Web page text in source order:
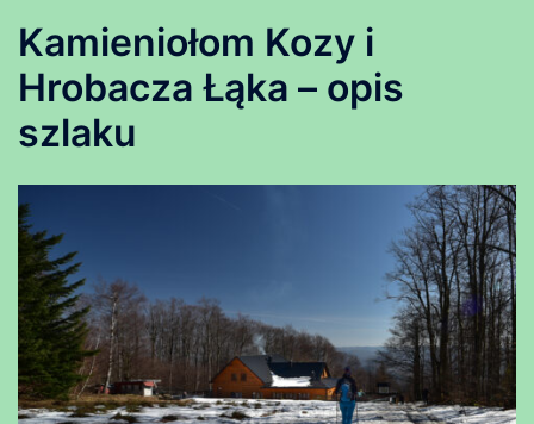
Kamieniołom Kozy i
Hrobacza Łąka – opis
szlaku